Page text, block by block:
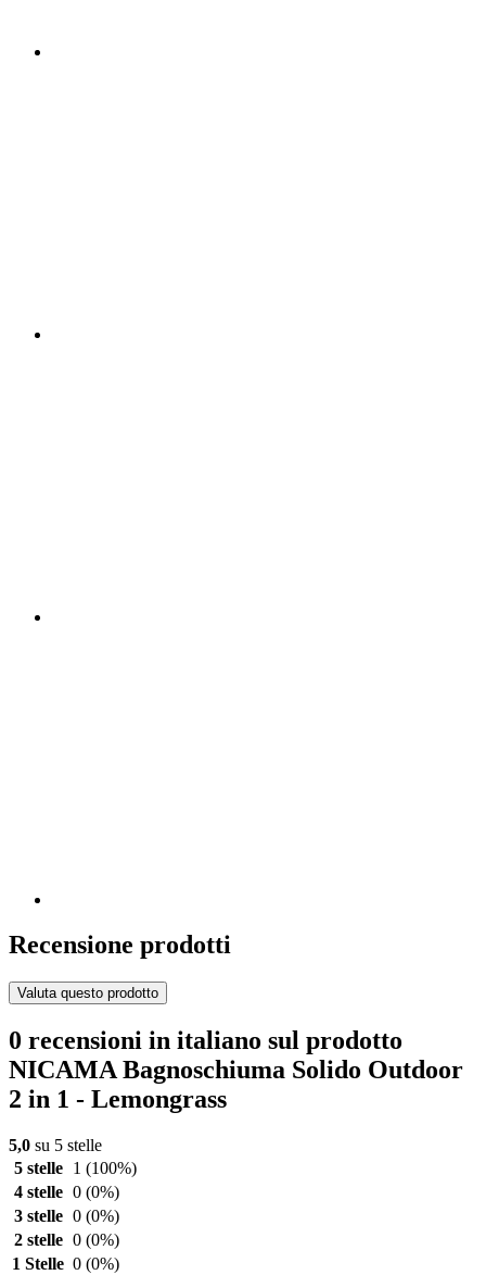
Recensione prodotti
Valuta questo prodotto
0 recensioni in italiano sul prodotto
NICAMA Bagnoschiuma Solido Outdoor
2 in 1 - Lemongrass
5,0 su 5 stelle
5 stelle
1 (100%)
4 stelle 0 (0%)
3 stelle 0 (0%)
2 stelle 0 (0%)
1 Stelle 0 (0%)